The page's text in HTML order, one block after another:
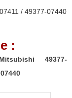
/ 49377-07440
:
49377-